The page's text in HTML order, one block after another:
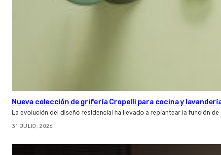
Nueva colección de grifería Cropelli para cocina y
La evolución del diseño residencial ha llevado a replantear la función
31 JULIO, 2026